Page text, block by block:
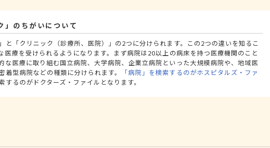
」のちがいについて
と「クリニック（診療所、医院）」の2つに分けられます。この2つの違いを知るこ
医療を受けられるようになります。まず病院は20以上の病床を持つ医療機関のこと
な医療に取り組む国立病院、大学病院、企業立病院といった大規模病院や、地域医
型病院などの種類に分けられます。
「病院」を検索するのがホスピタルズ・ファ
するのがドクターズ・ファイルとなります。